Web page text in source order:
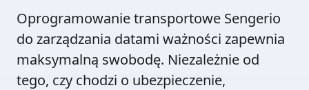
Oprogramowanie transportowe Sengerio
do zarządzania datami ważności zapewnia
maksymalną swobodę. Niezależnie od
tego, czy chodzi o ubezpieczenie,